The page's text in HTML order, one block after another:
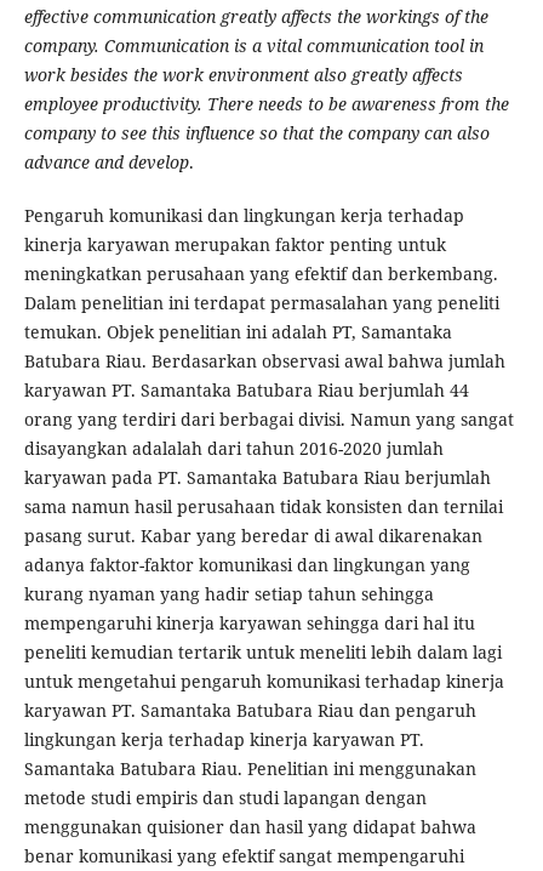
effective communication greatly affects the workings of the
company. Communication is a vital communication tool in
work besides the work environment also greatly affects
employee productivity. There needs to be awareness from the
company to see this influence so that the company can also
advance and develop.
Pengaruh komunikasi dan lingkungan kerja terhadap
kinerja karyawan merupakan faktor penting untuk
meningkatkan perusahaan yang efektif dan berkembang.
Dalam penelitian ini terdapat permasalahan yang peneliti
temukan. Objek penelitian ini adalah PT, Samantaka
Batubara Riau. Berdasarkan observasi awal bahwa jumlah
karyawan PT. Samantaka Batubara Riau berjumlah 44
orang yang terdiri dari berbagai divisi. Namun yang sangat
disayangkan adalalah dari tahun 2016-2020 jumlah
karyawan pada PT. Samantaka Batubara Riau berjumlah
sama namun hasil perusahaan tidak konsisten dan ternilai
pasang surut. Kabar yang beredar di awal dikarenakan
adanya faktor-faktor komunikasi dan lingkungan yang
kurang nyaman yang hadir setiap tahun sehingga
mempengaruhi kinerja karyawan sehingga dari hal itu
peneliti kemudian tertarik untuk meneliti lebih dalam lagi
untuk mengetahui pengaruh komunikasi terhadap kinerja
karyawan PT. Samantaka Batubara Riau dan pengaruh
lingkungan kerja terhadap kinerja karyawan PT.
Samantaka Batubara Riau. Penelitian ini menggunakan
metode studi empiris dan studi lapangan dengan
menggunakan quisioner dan hasil yang didapat bahwa
benar komunikasi yang efektif sangat mempengaruhi